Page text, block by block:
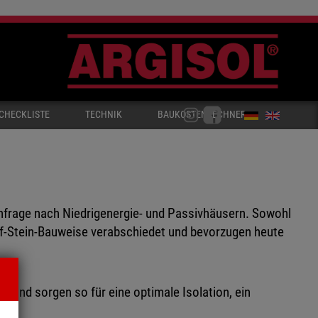
CHECKLISTE TECHNIK BAUKOSTENRECHNER
nach Niedrigenergie- und Passivhäusern. Sowohl
Bauweise verabschiedet und bevorzugen heute
und sorgen so für eine optimale Isolation, ein